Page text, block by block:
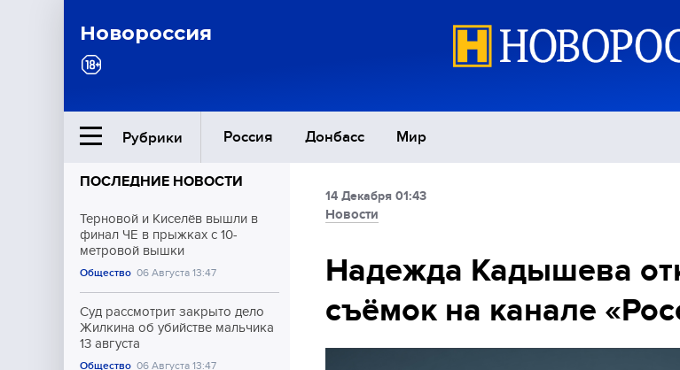
Новороссия
Рубрики Россия Донбасс Мир
Ближний Восток
Общество
Экономика
Культура
Спорт
ПОСЛЕДНИЕ НОВОСТИ
Терновой и Киселёв вышли в
финал ЧЕ в прыжках с 10-
метровой вышки
Общество 06 Августа 13:47
Суд рассмотрит закрыто дело
Жилкина об убийстве мальчика
13 августа
Общество 06 Августа 13:47
14 Декабря 01:43
Новости
Надежда Кадышева
съёмок на канале